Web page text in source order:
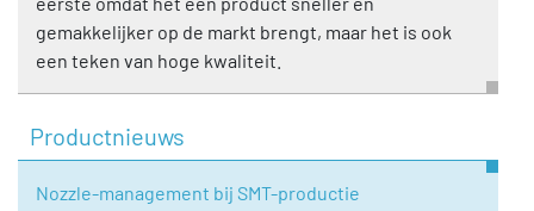
gemakkelijker op de markt brengt, maar het is ook
een teken van hoge kwaliteit.
Productnieuws
Nozzle-management bij SMT-productie